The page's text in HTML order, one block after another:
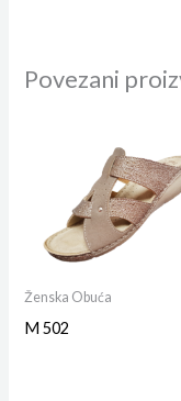
Povezani
Ženska Obuća
M 502